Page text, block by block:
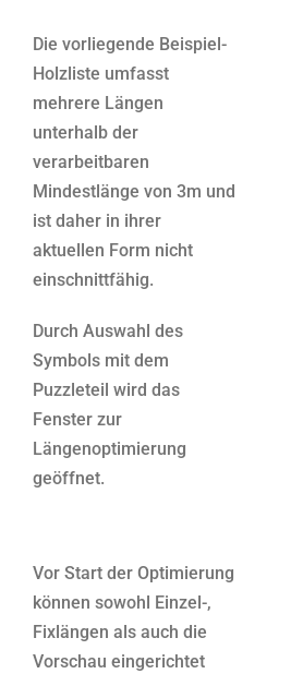
Die vorliegende Beispiel-
Holzliste umfasst
mehrere Längen
unterhalb der
verarbeitbaren
Mindestlänge von 3m und
ist daher in ihrer
aktuellen Form nicht
einschnittfähig.
Durch Auswahl des
Symbols mit dem
Puzzleteil wird das
Fenster zur
Längenoptimierung
geöffnet.
Vor Start der Optimierung
können sowohl Einzel-,
Fixlängen als auch die
Vorschau eingerichtet